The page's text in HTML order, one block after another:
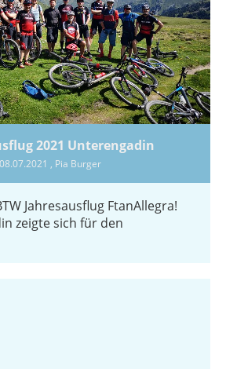
2021 Unterengadin
08.07.2021 , Pia Burger
Jahresausflug FtanAllegra!
zeigte sich für den